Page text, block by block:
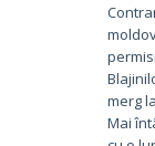
merg
Mai